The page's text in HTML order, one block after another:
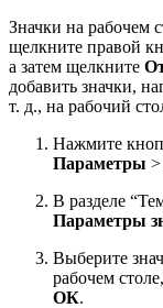
Значки на рабочем
щелкните правой
а затем щелкните
добавить значки,
т. д., на рабочий
Нажмите
Параметры >
В разделе
Параметры
Выберите
рабочем
ОК.